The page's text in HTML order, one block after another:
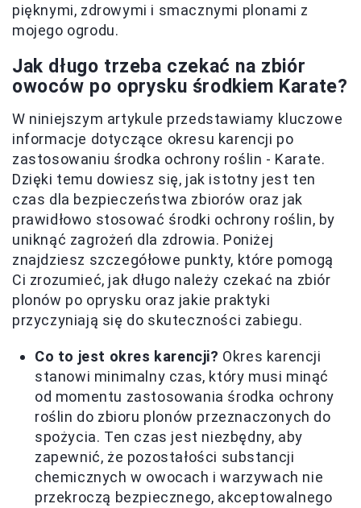
pięknymi, zdrowymi i smacznymi plonami z
mojego ogrodu.
Jak długo trzeba czekać na zbiór
owoców po oprysku środkiem Karate?
W niniejszym artykule przedstawiamy kluczowe
informacje dotyczące okresu karencji po
zastosowaniu środka ochrony roślin - Karate.
Dzięki temu dowiesz się, jak istotny jest ten
czas dla bezpieczeństwa zbiorów oraz jak
prawidłowo stosować środki ochrony roślin, by
uniknąć zagrożeń dla zdrowia. Poniżej
znajdziesz szczegółowe punkty, które pomogą
Ci zrozumieć, jak długo należy czekać na zbiór
plonów po oprysku oraz jakie praktyki
przyczyniają się do skuteczności zabiegu.
Co to jest okres karencji? Okres karencji
stanowi minimalny czas, który musi minąć
od momentu zastosowania środka ochrony
roślin do zbioru plonów przeznaczonych do
spożycia. Ten czas jest niezbędny, aby
zapewnić, że pozostałości substancji
chemicznych w owocach i warzywach nie
przekroczą bezpiecznego, akceptowalnego